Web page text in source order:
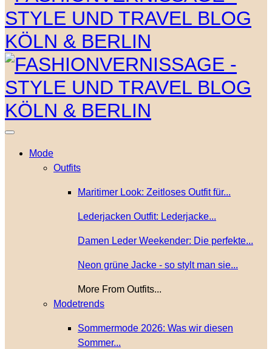
Mode
Outfits
Maritimer Look: Zeitloses Outfit für...
Lederjacken Outfit: Lederjacke...
Damen Leder Weekender: Die perfekte...
Neon grüne Jacke - so stylt man sie...
More From Outfits...
Modetrends
Sommermode 2026: Was wir diesen
Sommer...